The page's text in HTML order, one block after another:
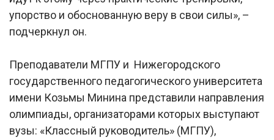
упорство и обоснованную веру в свои силы», –
подчеркнул он.
Преподаватели МГПУ и Нижегородского
государственного педагогического университета
имени Козьмы Минина представили направления
олимпиады, организаторами которых выступают
вузы: «Классный руководитель» (МГПУ),